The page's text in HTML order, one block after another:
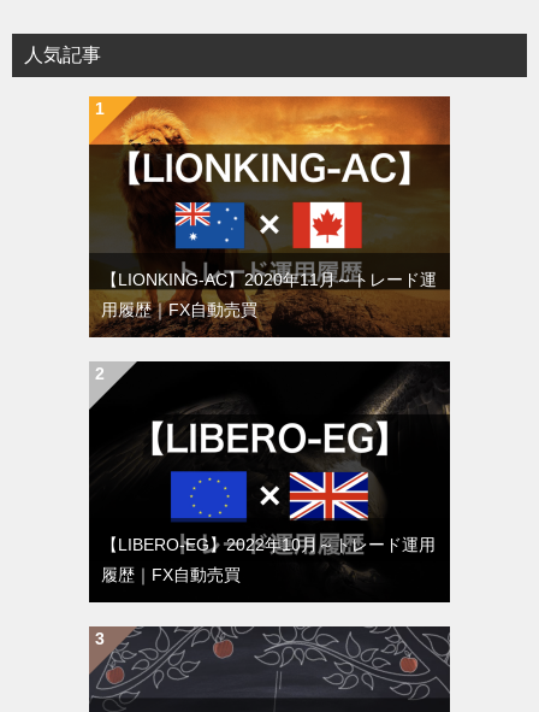
人気記事
【LIONKING-AC】2020年11月～トレード運
用履歴｜FX自動売買
【LIBERO-EG】2022年10月～トレード運用
履歴｜FX自動売買